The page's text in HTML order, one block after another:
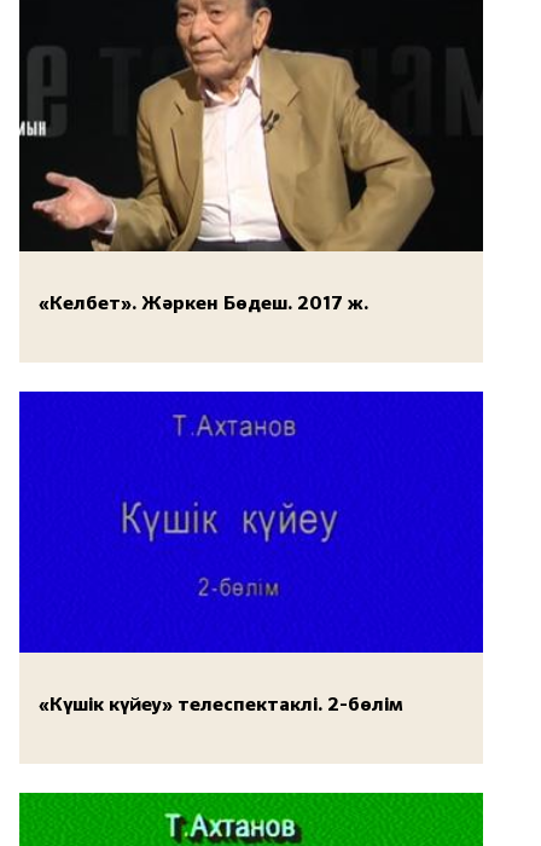
«Келбет». Жәркен Бөдеш. 2017 ж.
«Күшік күйеу» телеспектаклі. 2-бөлім